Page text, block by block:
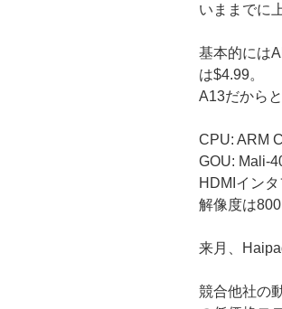
いままでに
基本的には
は$4.99。
A13だから
CPU: ARM
GOU: Mali-
HDMIイン
解像度は
来月、
競合他社の